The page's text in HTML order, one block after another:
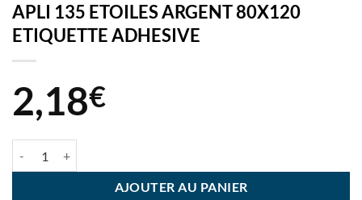
APLI 135 ETOILES ARGENT 80X120
ETIQUETTE ADHESIVE
2,18€
AJOUTER AU PANIER